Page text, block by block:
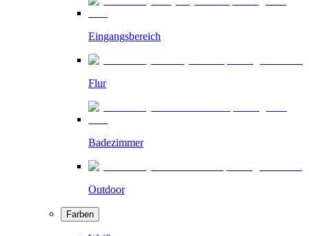
Eingangsbereich
Flur
Badezimmer
Outdoor
Farben